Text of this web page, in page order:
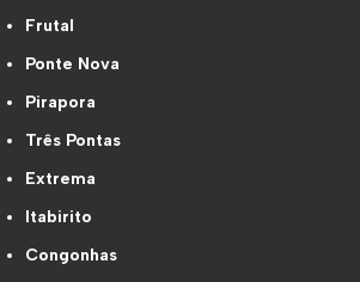
Frutal
Ponte Nova
Pirapora
Três Pontas
Extrema
Itabirito
Congonhas